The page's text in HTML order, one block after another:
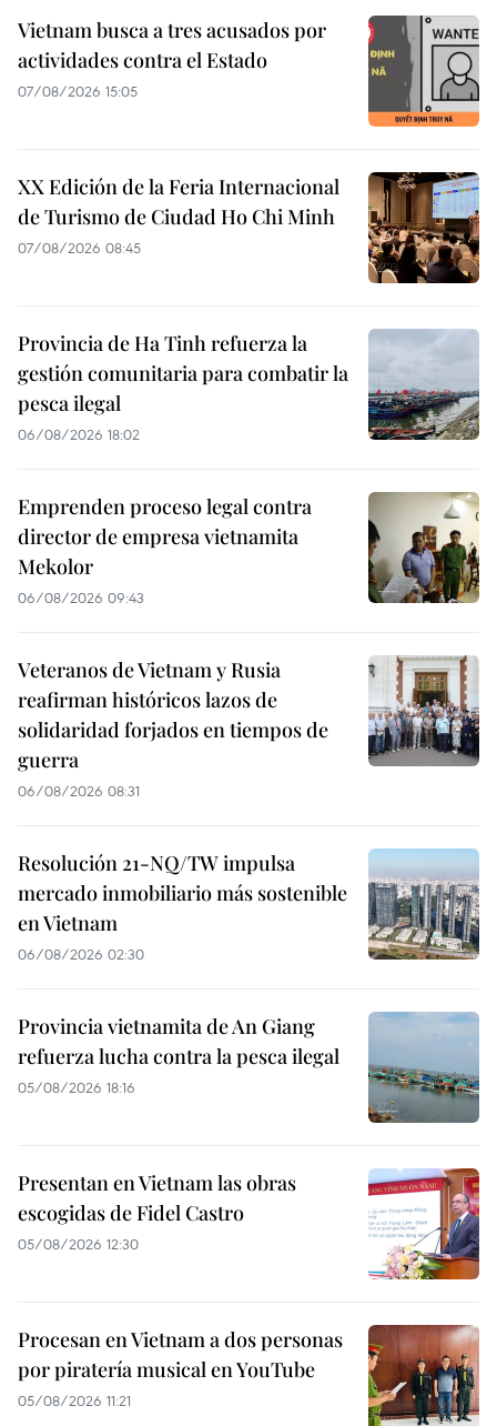
Vietnam busca a tres acusados por
actividades contra el Estado
07/08/2026 15:05
XX Edición de la Feria Internacional
de Turismo de Ciudad Ho Chi Minh
07/08/2026 08:45
Provincia de Ha Tinh refuerza la
gestión comunitaria para combatir la
pesca ilegal
06/08/2026 18:02
Emprenden proceso legal contra
director de empresa vietnamita
Mekolor
06/08/2026 09:43
Veteranos de Vietnam y Rusia
reafirman históricos lazos de
solidaridad forjados en tiempos de
guerra
06/08/2026 08:31
Resolución 21-NQ/TW impulsa
mercado inmobiliario más sostenible
en Vietnam
06/08/2026 02:30
Provincia vietnamita de An Giang
refuerza lucha contra la pesca ilegal
05/08/2026 18:16
Presentan en Vietnam las obras
escogidas de Fidel Castro
05/08/2026 12:30
Procesan en Vietnam a dos personas
por piratería musical en YouTube
05/08/2026 11:21